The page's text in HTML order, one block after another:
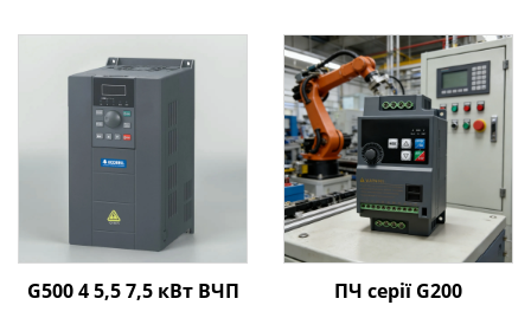
кВт–800 кВт |
Керування за V/F та
векторне керування |
Відповідає стандарту
CE
G500 4 5,5 7,5 кВт ВЧП ПЧ серії G200